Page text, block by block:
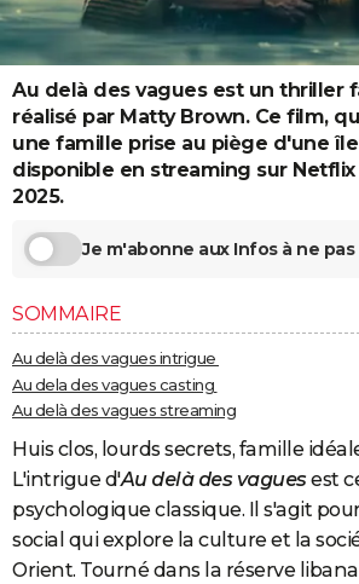
Destinations
City break
Voyage nature
Voyage de noces
Forum
Climat
+
PHOTO
GUIDES D'ACHAT
BONS PLANS
CARTE DE VOEUX
Dictionnaire
Biographies
Citations
Expressions
Proverbes
COPAINS D'AVANT
S'inscrire
Se connecter
Lycées
Collèges
Primaires
Universités
Entreprises
Service militaire
Avis de recherche
AVIS DE DÉCÈS
FORUM
Au delà des vagues est un thriller
réalisé par Matty Brown. Ce film,
une famille prise au piège d'une
disponible en streaming sur Netflix
2025.
Je m'abonne aux Infos à ne
SOMMAIRE
Au delà des vagues intrigue
Au dela des vagues casting
Au delà des vagues streaming
Huis clos, lourds secrets, famille
L'intrigue d'Au delà des vagues est
psychologique classique. Il s'agit
social qui explore la culture et la
Orient. Tourné dans la réserve